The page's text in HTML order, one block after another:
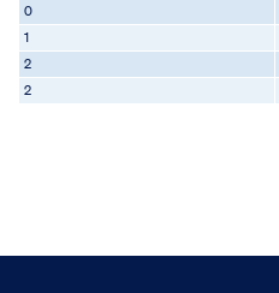
0
1
2
2